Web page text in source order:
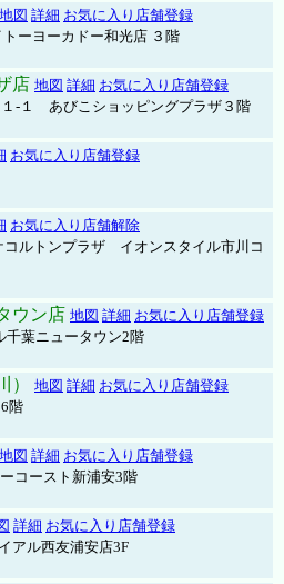
地図 詳細 お気に入り店舗登録
ーヨーカドー和光店 ３階
店 地図 詳細 お気に入り店舗登録
-１ あびこショッピングプラザ３階
お気に入り店舗登録
お気に入り店舗解除
ルトンプラザ イオンスタイル市川コ
ウン店 地図 詳細 お気に入り店舗登録
葉ニュータウン2階
） 地図 詳細 お気に入り店舗登録
階
地図 詳細 お気に入り店舗登録
コースト新浦安3階
詳細 お気に入り店舗登録
アル西友浦安店3F